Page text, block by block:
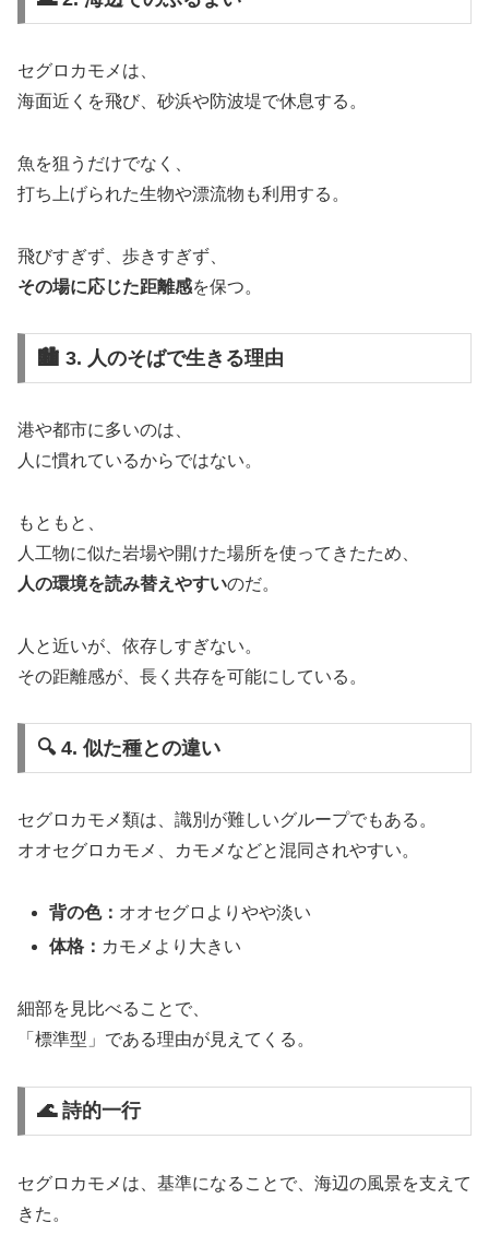
セグロカモメは、
海面近くを飛び、砂浜や防波堤で休息する。
魚を狙うだけでなく、
打ち上げられた生物や漂流物も利用する。
飛びすぎず、歩きすぎず、
その場に応じた距離感を保つ。
🏙️ 3. 人のそばで生きる理由
港や都市に多いのは、
人に慣れているからではない。
もともと、
人工物に似た岩場や開けた場所を使ってきたため、
人の環境を読み替えやすいのだ。
人と近いが、依存しすぎない。
その距離感が、長く共存を可能にしている。
🔍 4. 似た種との違い
セグロカモメ類は、識別が難しいグループでもある。
オオセグロカモメ、カモメなどと混同されやすい。
背の色： オオセグロよりやや淡い
体格： カモメより大きい
細部を見比べることで、
「標準型」である理由が見えてくる。
🌊 詩的一行
セグロカモメは、基準になることで、海辺の風景を支えて
きた。